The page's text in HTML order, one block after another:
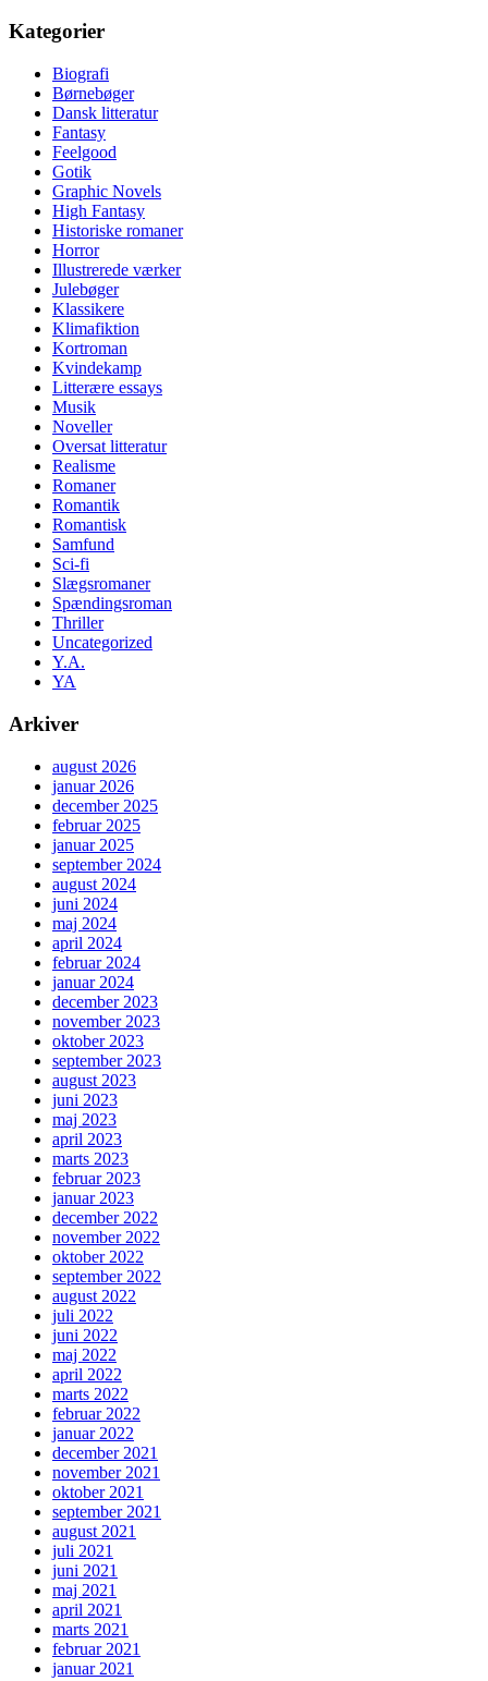
Kategorier
Biografi
Børnebøger
Dansk litteratur
Fantasy
Feelgood
Gotik
Graphic Novels
High Fantasy
Historiske romaner
Horror
Illustrerede værker
Julebøger
Klassikere
Klimafiktion
Kortroman
Kvindekamp
Litterære essays
Musik
Noveller
Oversat litteratur
Realisme
Romaner
Romantik
Romantisk
Samfund
Sci-fi
Slægsromaner
Spændingsroman
Thriller
Uncategorized
Y.A.
YA
Arkiver
august 2026
januar 2026
december 2025
februar 2025
januar 2025
september 2024
august 2024
juni 2024
maj 2024
april 2024
februar 2024
januar 2024
december 2023
november 2023
oktober 2023
september 2023
august 2023
juni 2023
maj 2023
april 2023
marts 2023
februar 2023
januar 2023
december 2022
november 2022
oktober 2022
september 2022
august 2022
juli 2022
juni 2022
maj 2022
april 2022
marts 2022
februar 2022
januar 2022
december 2021
november 2021
oktober 2021
september 2021
august 2021
juli 2021
juni 2021
maj 2021
april 2021
marts 2021
februar 2021
januar 2021